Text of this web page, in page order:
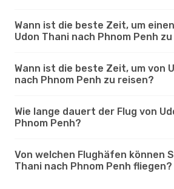
Wann ist die beste Zeit, um
Udon Thani nach Phnom Penh
Wann ist die beste Zeit, um von
nach Phnom Penh zu reisen?
Wie lange dauert der Flug von
Phnom Penh?
Von welchen Flughäfen können
Thani nach Phnom Penh fliegen?